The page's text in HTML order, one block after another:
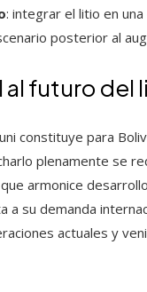
: integrar el litio en
posterior al
al futuro del
constituye para
plenamente se
armonice
a su demanda
actuales y